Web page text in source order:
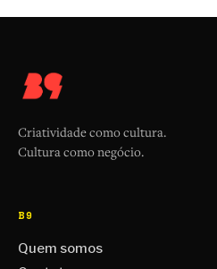
Criatividade como cultura.
Cultura como negócio.
B9
Quem somos